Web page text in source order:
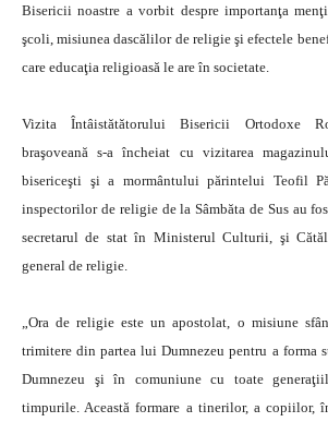
Bisericii noastre a vorbit despre importanţa
şcoli, misiunea dascălilor de religie şi efectele
care educaţia religioasă le are în societate.
Vizita Întâistătătorului Bisericii Ortodoxe
braşoveană s-a încheiat cu vizitarea
bisericeşti şi a mormântului părintelui Teofil
inspectorilor de religie de la Sâmbăta de Sus au
secretarul de stat în Ministerul Culturii, şi
general de religie.
„Ora de religie este un apostolat, o misiune
trimitere din partea lui Dumnezeu pentru a forma
Dumnezeu şi în comuniune cu toate
timpurile. Această formare a tinerilor, a copiilor,